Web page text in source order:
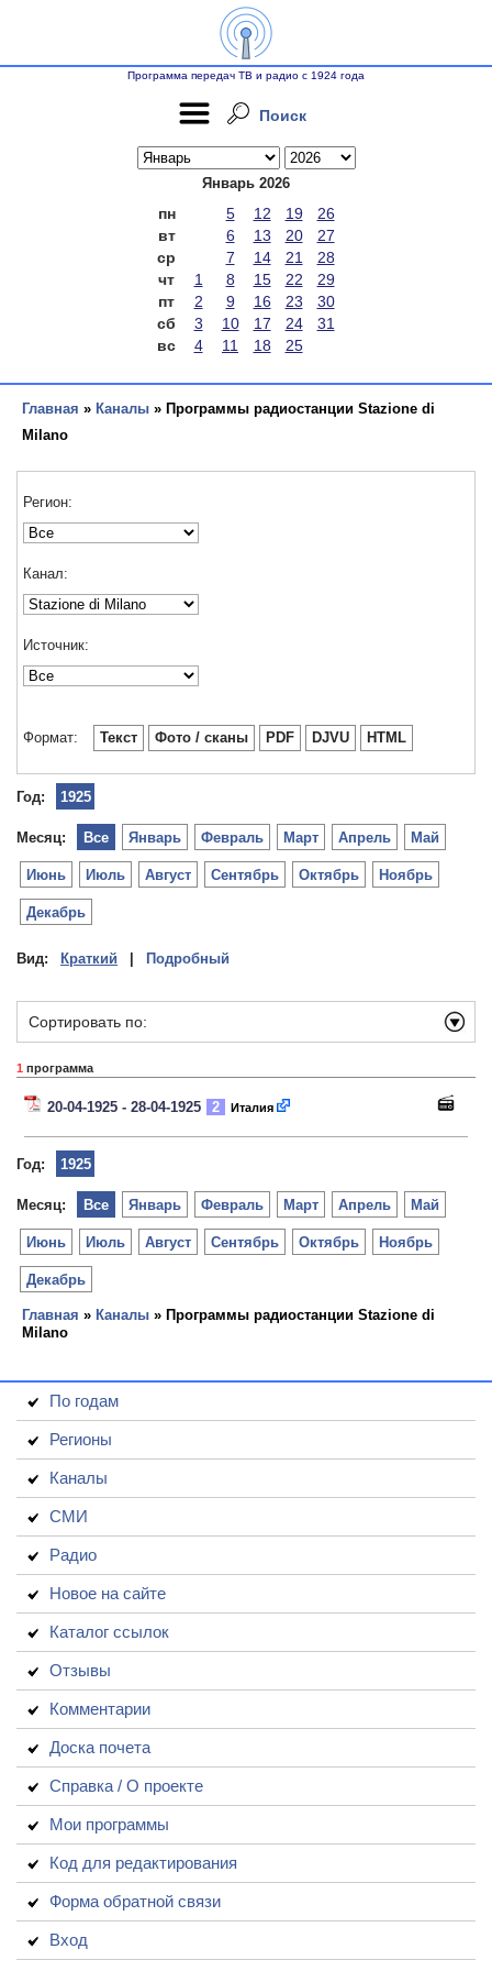
Программа передач ТВ и радио с 1924 года
Поиск
Январь 2026
пн 5 12 19
26
вт
6 13 20
27
ср
7 14 21
28
чт
1 8 15 22
29
пт
2 9 16 23
30
сб
3 10 17 24
31
вс
4 11 18 25
Главная » Каналы » Программы радиостанции Stazione di
Milano
Регион:
Канал:
Источник:
Формат: Текст Фото / сканы PDF DJVU HTML
Год: 1925
Месяц: Январь Февраль Март Апрель Май
Июнь Июль Август Сентябрь Октябрь Ноябрь
Декабрь
Все
Вид: Краткий Подробный
Сортировать по:
1 программа
20-04-1925 - 28-04-1925 2 Италия
Год: 1925
Месяц: Январь Февраль Март Апрель Май
Июнь Июль Август Сентябрь Октябрь Ноябрь
Декабрь
Все
Главная » Каналы » Программы радиостанции Stazione di
Milano
По годам
Регионы
Каналы
СМИ
Радио
Новое на сайте
Каталог ссылок
Отзывы
Комментарии
Доска почета
Справка / О проекте
Мои программы
Код для редактирования
Форма обратной связи
Вход